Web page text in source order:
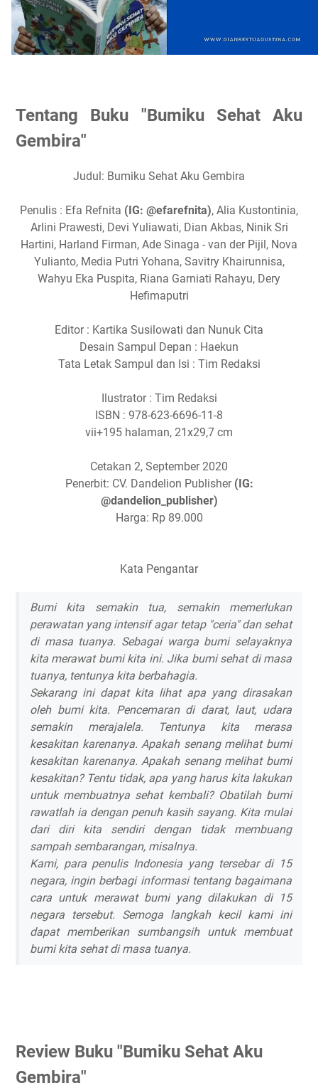
Tentang Buku "Bumiku Sehat Aku
Gembira"
Judul: Bumiku Sehat Aku Gembira
Penulis : Efa Refnita (IG: @efarefnita), Alia Kustontinia,
Arlini Prawesti, Devi Yuliawati, Dian Akbas, Ninik Sri
Hartini, Harland Firman, Ade Sinaga - van der Pijil, Nova
Yulianto, Media Putri Yohana, Savitry Khairunnisa,
Wahyu Eka Puspita, Riana Garniati Rahayu, Dery
Hefimaputri
Editor : Kartika Susilowati dan Nunuk Cita
Desain Sampul Depan : Haekun
Tata Letak Sampul dan Isi : Tim Redaksi
Ilustrator : Tim Redaksi
ISBN : 978-623-6696-11-8
vii+195 halaman, 21x29,7 cm
Cetakan 2, September 2020
Penerbit: CV. Dandelion Publisher (IG:
@dandelion_publisher)
Harga: Rp 89.000
Kata Pengantar
Bumi kita semakin tua, semakin memerlukan
perawatan yang intensif agar tetap "ceria" dan sehat
di masa tuanya. Sebagai warga bumi selayaknya
kita merawat bumi kita ini. Jika bumi sehat di masa
tuanya, tentunya kita berbahagia.
Sekarang ini dapat kita lihat apa yang dirasakan
oleh bumi kita. Pencemaran di darat, laut, udara
semakin merajalela. Tentunya kita merasa
kesakitan karenanya. Apakah senang melihat bumi
kesakitan karenanya. Apakah senang melihat bumi
kesakitan? Tentu tidak, apa yang harus kita lakukan
untuk membuatnya sehat kembali? Obatilah bumi
rawatlah ia dengan penuh kasih sayang. Kita mulai
dari diri kita sendiri dengan tidak membuang
sampah sembarangan, misalnya.
Kami, para penulis Indonesia yang tersebar di 15
negara, ingin berbagi informasi tentang bagaimana
cara untuk merawat bumi yang dilakukan di 15
negara tersebut. Semoga langkah kecil kami ini
dapat memberikan sumbangsih untuk membuat
bumi kita sehat di masa tuanya.
Review Buku "Bumiku Sehat Aku
Gembira"